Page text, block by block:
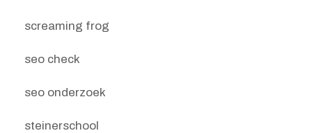
screaming frog
seo check
seo onderzoek
steinerschool